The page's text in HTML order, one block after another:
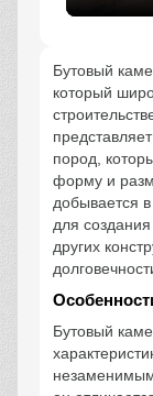
Бутовый
который
пород,
форму и
добывается
для
других
Бутовый
незаменимым